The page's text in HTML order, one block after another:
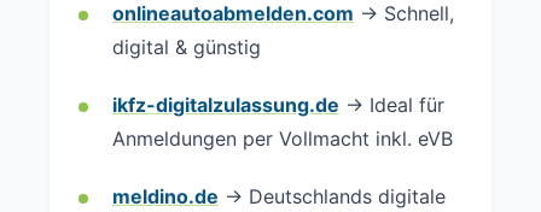
onlineautoabmelden.com → Schnell,
digital & günstig
ikfz-digitalzulassung.de → Ideal für
Anmeldungen per Vollmacht inkl. eVB
meldino.de → Deutschlands digitale